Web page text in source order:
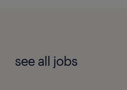
see all jobs